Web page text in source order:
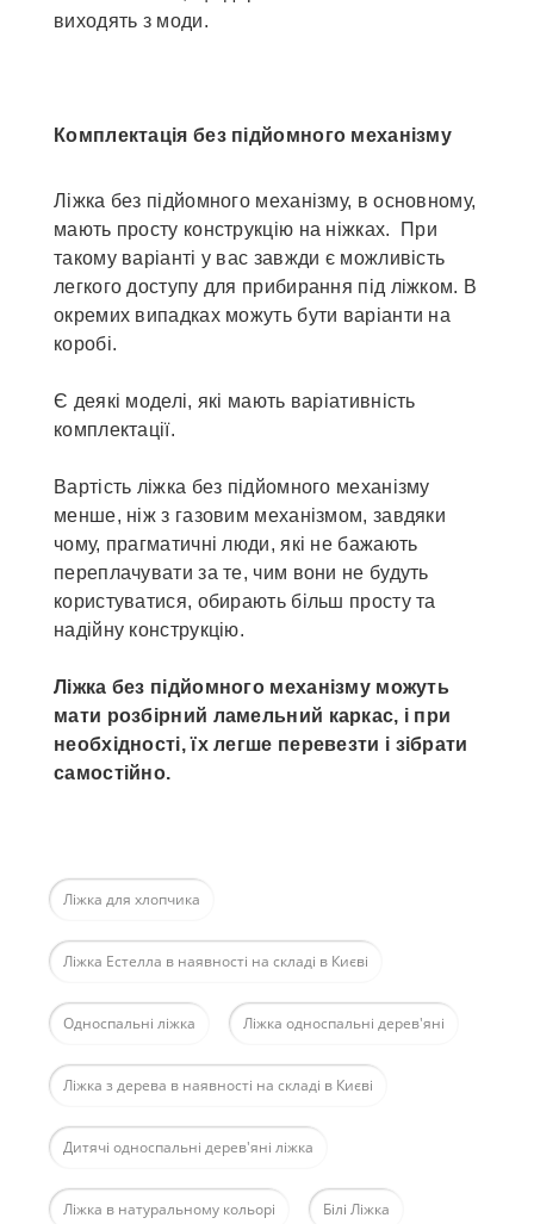
виходять з моди.
Комплектація без підйомного механізму
Ліжка без підйомного механізму, в основному,
мають просту конструкцію на ніжках. При
такому варіанті у вас завжди є можливість
легкого доступу для прибирання під ліжком. В
окремих випадках можуть бути варіанти на
коробі.
Є деякі моделі, які мають варіативність
комплектації.
Вартість ліжка без підйомного механізму
менше, ніж з газовим механізмом, завдяки
чому, прагматичні люди, які не бажають
переплачувати за те, чим вони не будуть
користуватися, обирають більш просту та
надійну конструкцію.
Ліжка без підйомного механізму можуть
мати розбірний ламельний каркас, і при
необхідності, їх легше перевезти і зібрати
самостійно.
Ліжка для хлопчика
Ліжка Естелла в наявності на складі в Києві
Односпальні ліжка Ліжка односпальні дерев'яні
Ліжка з дерева в наявності на складі в Києві
Дитячі односпальні дерев'яні ліжка
Ліжка в натуральному кольорі Білі Ліжка